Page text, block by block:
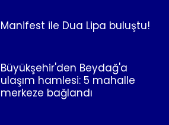
Manifest ile Dua Lipa buluştu!
Büyükşehir'den Beydağ'a
ulaşım hamlesi: 5 mahalle
merkeze bağlandı